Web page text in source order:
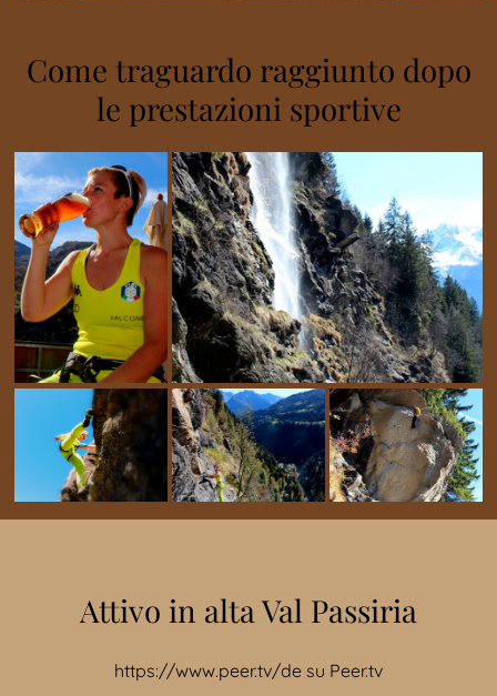
Come traguardo raggiunto dopo
le prestazioni sportive
Attivo in alta Val Passiria
https://www.peer.tv/de su Peer.tv